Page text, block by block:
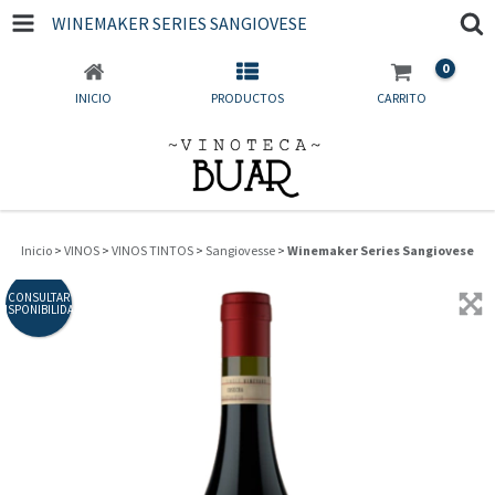
WINEMAKER SERIES SANGIOVESE
INICIO PRODUCTOS CARRITO
0
Inicio > VINOS > VINOS TINTOS > Sangiovesse > Winemaker Series Sangiovese
CONSULTAR